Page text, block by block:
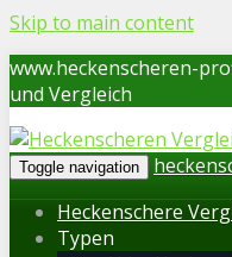
Skip to main content
www.heckenscheren-
und Vergleich
Toggle navigation
Heckenschere
Typen